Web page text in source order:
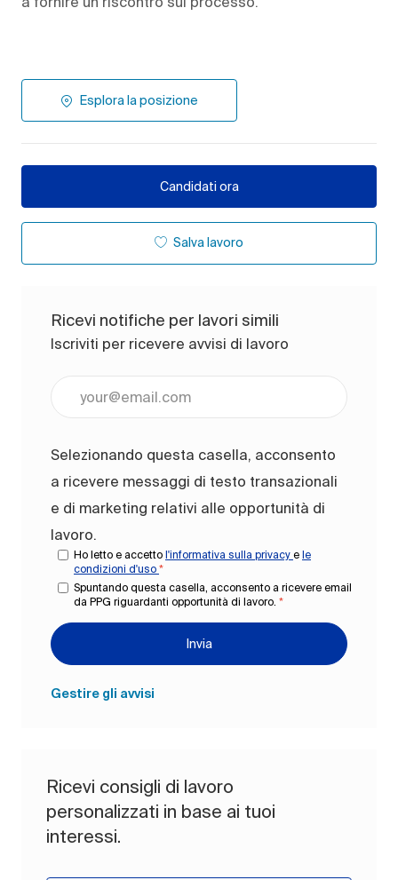
Esplora la posizione
Candidati ora
Salva lavoro
Ricevi notifiche per lavori simili
Iscriviti per ricevere avvisi di lavoro
Selezionando questa casella, acconsento
a ricevere messaggi di testo transazionali
e di marketing relativi alle opportunità di
lavoro.
Ho letto e accetto l'informativa sulla privacy e le
condizioni d'uso *
Spuntando questa casella, acconsento a ricevere email
da PPG riguardanti opportunità di lavoro. *
Invia
Gestire gli avvisi
Ricevi consigli di lavoro
personalizzati in base ai tuoi
interessi.